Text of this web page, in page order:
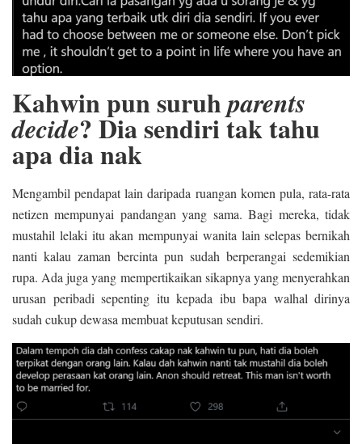
Kahwin pun suruhparents
decide? Dia sendiri tak tahu
apa dia nak
Mengambil pendapat lain daripada ruangan komen pula, rata-rata
netizen mempunyai pandangan yang sama. Bagi mereka, tidak
mustahil lelaki itu akan mempunyai wanita lain selepas bernikah
nanti kalau zaman bercinta pun sudah berperangai sedemikian
rupa. Ada juga yang mempertikaikan sikapnya yang menyerahkan
urusan peribadi sepenting itu kepada ibu bapa walhal dirinya
sudah cukup dewasa membuat keputusan sendiri.